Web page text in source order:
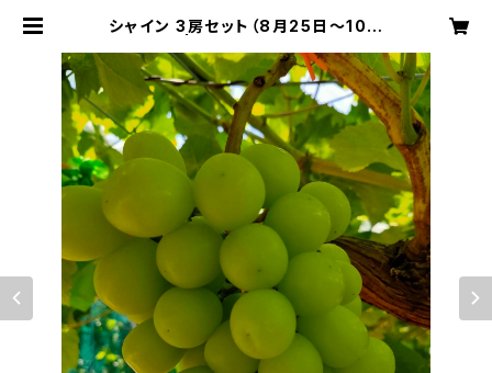
シャイン 3房セット（8月25日～10月